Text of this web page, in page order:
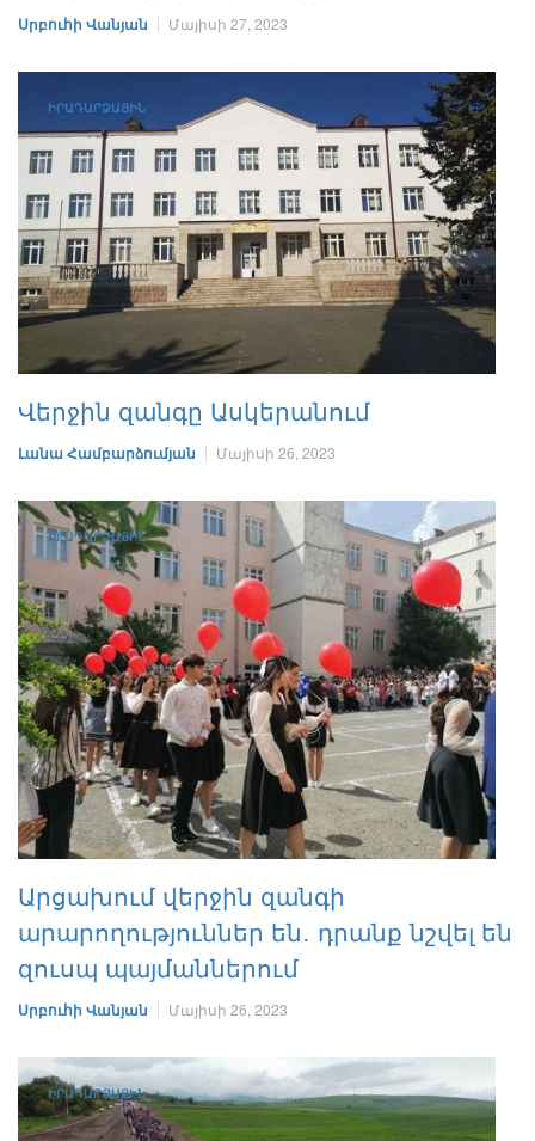
Սրբուհի Վանյան Մայիսի 27, 2023
ԻՐԱԴԱՐՁԱՅԻՆ
Վերջին զանգը Ասկերանում
Լանա Համբարձումյան Մայիսի 26, 2023
ԻՐԱԴԱՐՁԱՅԻՆ
Արցախում վերջին զանգի
արարողություններ են․ դրանք նշվել են
զուսպ պայմաններում
Սրբուհի Վանյան Մայիսի 26, 2023
ԻՐԱԴԱՐՁԱՅԻՆ